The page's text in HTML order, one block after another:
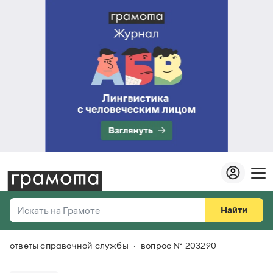
Искать на Грамоте
Справочная служба
Найти
Везде
ответы справочной службы вопрос № 203290